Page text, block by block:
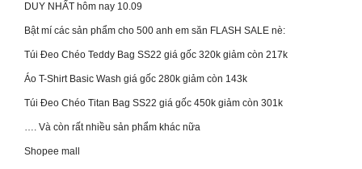
DUY NHẤT hôm nay 10.09
Bật mí các sản phẩm cho 500 anh em săn FLASH SALE nè:
Túi Đeo Chéo Teddy Bag SS22 giá gốc 320k giảm còn 217k
Áo T-Shirt Basic Wash giá gốc 280k giảm còn 143k
Túi Đeo Chéo Titan Bag SS22 giá gốc 450k giảm còn 301k
…. Và còn rất nhiều sản phẩm khác nữa
Shopee mall